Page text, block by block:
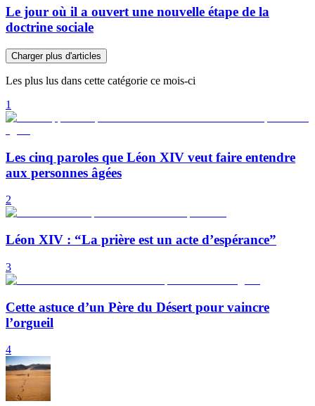
Le jour où il a ouvert une nouvelle étape de la
doctrine sociale
Charger plus d'articles
Les plus lus dans cette catégorie ce mois-ci
1
Les cinq paroles que Léon XIV veut faire entendre
aux personnes âgées
2
Léon XIV : “La prière est un acte d’espérance”
3
Cette astuce d’un Père du Désert pour vaincre
l’orgueil
4